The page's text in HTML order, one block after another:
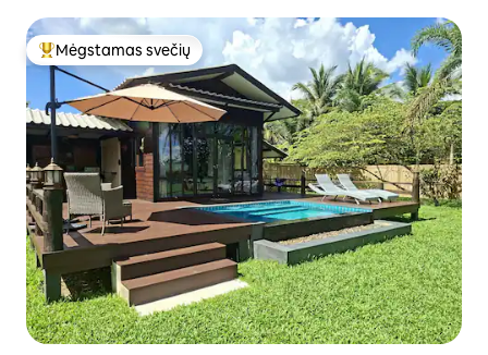
Svečių mėgstamiausias
Mėgstamas svečių